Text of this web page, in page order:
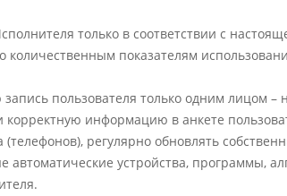
только в соответствии с
количественным показателям
пользователя только одним лицом
корректную информацию в анкете
(телефонов), регулярно обновлять
автоматические устройства, программы,